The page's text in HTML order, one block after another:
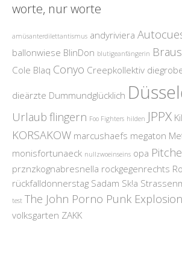
worte, nur worte
amüsanterdilettantismus andyriviera
ballonwiese BlinDon blutigeanfängerin
Cole Blaq Conyo Creepkollektiv
dieärzte Dummundglücklich
Urlaub flingern Foo Fighters hilden JPPX
KORSAKOW marcushaefs megaton
monisfortunaeck nullzwoeinseins opa
prznzkognabresnella rockgegenrechts
rückfalldonnerstag Sadam Sk!a
test The John Porno Punk Explosion
volksgarten ZAKK